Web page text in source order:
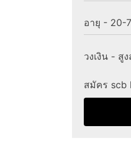
อายุ - 20-
วงเงิน - สู
สมัคร scb